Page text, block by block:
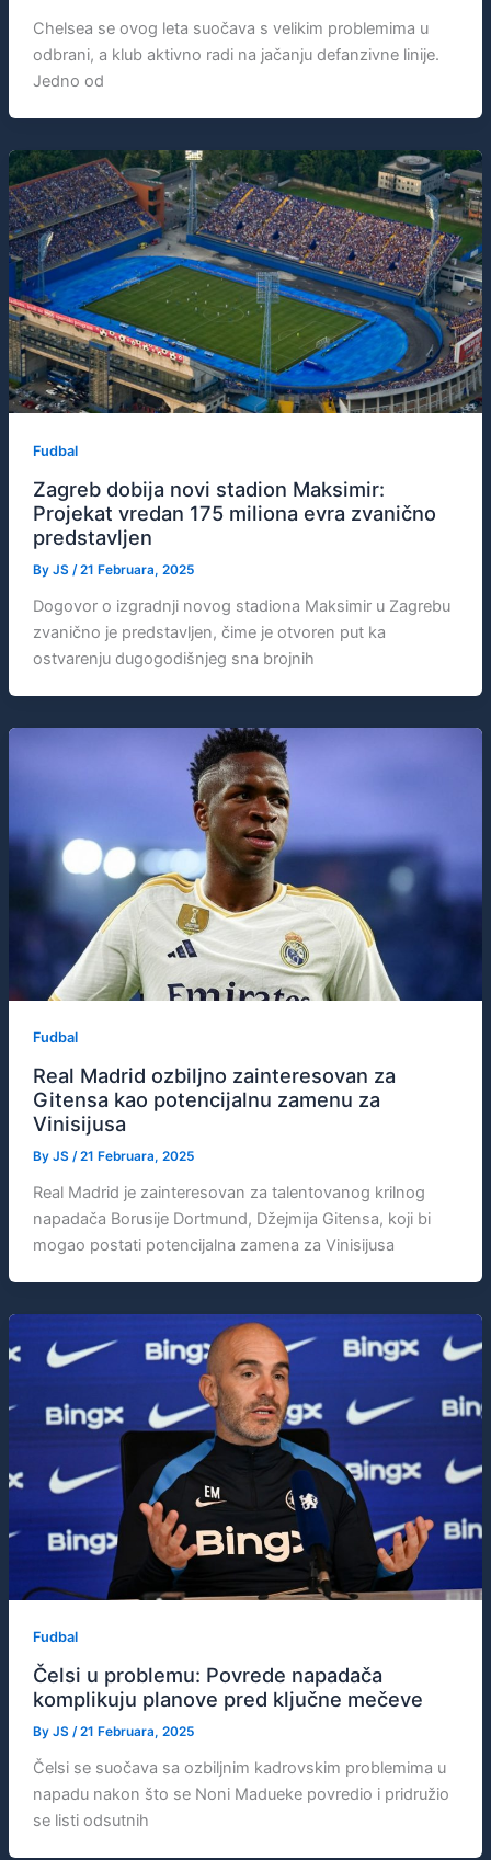
Chelsea se ovog leta suočava s velikim problemima u
odbrani, a klub aktivno radi na jačanju defanzivne linije.
Jedno od
Fudbal
Zagreb dobija novi stadion Maksimir:
Projekat vredan 175 miliona evra zvanično
predstavljen
By JS /21 Februara, 2025
Dogovor o izgradnji novog stadiona Maksimir u Zagrebu
zvanično je predstavljen, čime je otvoren put ka
ostvarenju dugogodišnjeg sna brojnih
Fudbal
Real Madrid ozbiljno zainteresovan za
Gitensa kao potencijalnu zamenu za
Vinisijusa
By JS /21 Februara, 2025
Real Madrid je zainteresovan za talentovanog krilnog
napadača Borusije Dortmund, Džejmija Gitensa, koji bi
mogao postati potencijalna zamena za Vinisijusa
Fudbal
Čelsi u problemu: Povrede napadača
komplikuju planove pred ključne mečeve
By JS /21 Februara, 2025
Čelsi se suočava sa ozbiljnim kadrovskim problemima u
napadu nakon što se Noni Madueke povredio i pridružio
se listi odsutnih